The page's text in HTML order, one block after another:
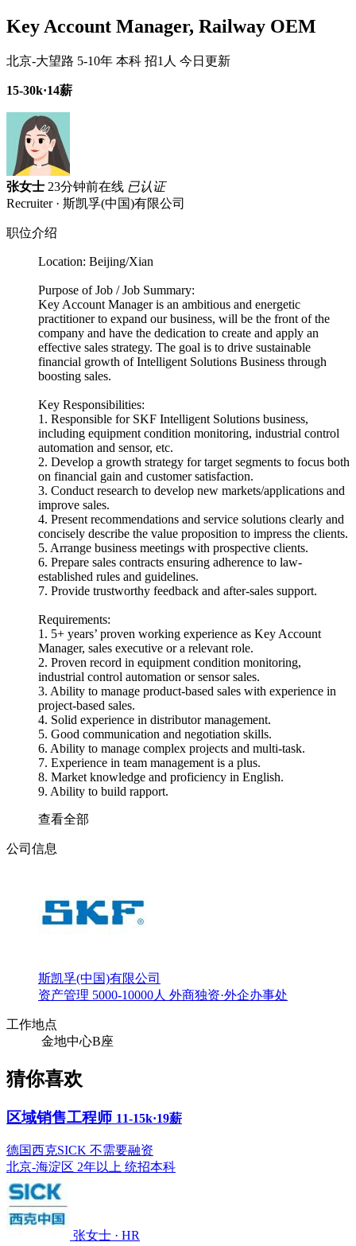
Key Account Manager, Railway OEM
北京-大望路 5-10年 本科 招1人 今日更新
15-30k·14薪
张女士 23分钟前在线 已认证
Recruiter · 斯凯孚(中国)有限公司
职位介绍
Location: Beijing/Xian
Purpose of Job / Job Summary:
Key Account Manager is an ambitious and energetic
practitioner to expand our business, will be the front of the
company and have the dedication to create and apply an
effective sales strategy. The goal is to drive sustainable
financial growth of Intelligent Solutions Business through
boosting sales.
Key Responsibilities:
1. Responsible for SKF Intelligent Solutions business,
including equipment condition monitoring, industrial control
automation and sensor, etc.
2. Develop a growth strategy for target segments to focus both
on financial gain and customer satisfaction.
3. Conduct research to develop new markets/applications and
improve sales.
4. Present recommendations and service solutions clearly and
concisely describe the value proposition to impress the clients.
5. Arrange business meetings with prospective clients.
6. Prepare sales contracts ensuring adherence to law-
established rules and guidelines.
7. Provide trustworthy feedback and after-sales support.
Requirements:
1. 5+ years’ proven working experience as Key Account
Manager, sales executive or a relevant role.
2. Proven record in equipment condition monitoring,
industrial control automation or sensor sales.
3. Ability to manage product-based sales with experience in
project-based sales.
4. Solid experience in distributor management.
5. Good communication and negotiation skills.
6. Ability to manage complex projects and multi-task.
7. Experience in team management is a plus.
8. Market knowledge and proficiency in English.
9. Ability to build rapport.
查看全部
公司信息
斯凯孚(中国)有限公司
资产管理 5000-10000人 外商独资·外企办事处
工作地点
金地中心B座
猜你喜欢
区域销售工程师 11-15k·19薪
德国西克SICK 不需要融资
北京-海淀区 2年以上 统招本科
张女士 · HR